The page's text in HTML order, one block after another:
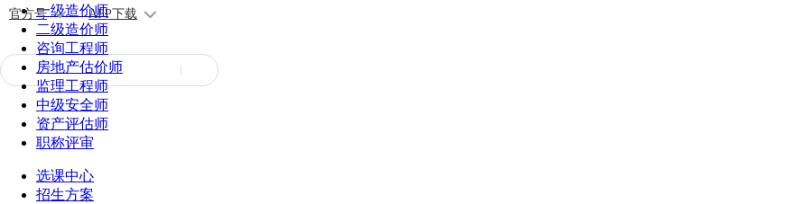
官方号 APP下载
一级造价师
二级造价师
咨询工程师
房地产估价师
监理工程师
中级安全师
资产评估师
职称评审
选课中心
招生方案